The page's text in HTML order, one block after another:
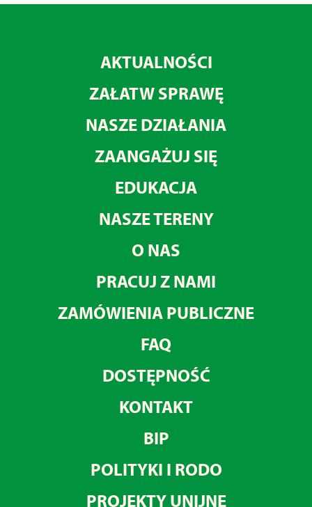
AKTUALNOŚCI
ZAŁATW SPRAWĘ
NASZE DZIAŁANIA
ZAANGAŻUJ SIĘ
EDUKACJA
NASZE TERENY
O NAS
PRACUJ Z NAMI
ZAMÓWIENIA PUBLICZNE
FAQ
DOSTĘPNOŚĆ
KONTAKT
BIP
POLITYKI I RODO
PROJEKTY UNIJNE